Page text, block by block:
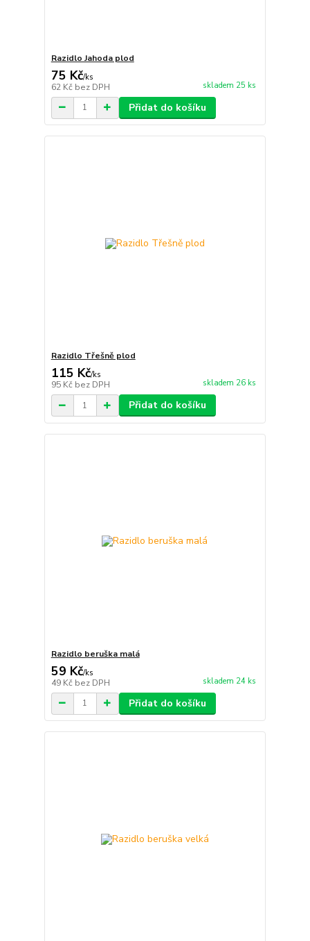
Razidlo Jahoda plod
75 Kč/ks
62 Kč bez DPH skladem 25 ks
Přidat do košíku
Razidlo Třešně plod
115 Kč/ks
95 Kč bez DPH skladem 26 ks
Přidat do košíku
Razidlo beruška malá
59 Kč/ks
49 Kč bez DPH skladem 24 ks
Přidat do košíku